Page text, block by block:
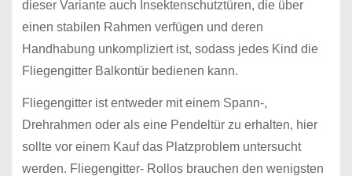
dieser Variante auch Insektenschutztüren, die über
einen stabilen Rahmen verfügen und deren
Handhabung unkompliziert ist, sodass jedes Kind die
Fliegengitter Balkontür bedienen kann.
Fliegengitter ist entweder mit einem Spann-,
Drehrahmen oder als eine Pendeltür zu erhalten, hier
sollte vor einem Kauf das Platzproblem untersucht
werden. Fliegengitter- Rollos brauchen den wenigsten